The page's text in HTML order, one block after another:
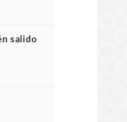
salido